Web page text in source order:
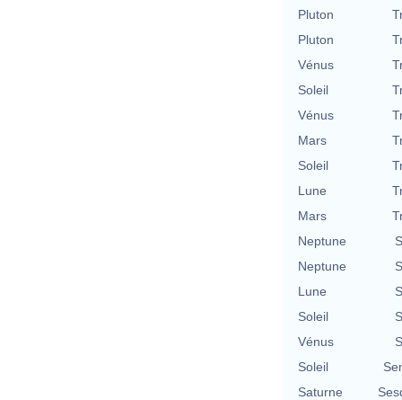
Pluton
Pluton
Vénus
Soleil
Vénus
Mars
Soleil
Lune
Mars
Neptune
Neptune
Lune
Soleil
Vénus
Soleil
Saturne